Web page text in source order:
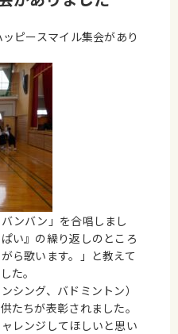
ピースマイル集会があり
ンバン」を合唱しまし
い』の繰り返しのところ
ら歌います。」と教えて
た。
シング、バドミントン）
たちが表彰されました。
レンジしてほしいと思い